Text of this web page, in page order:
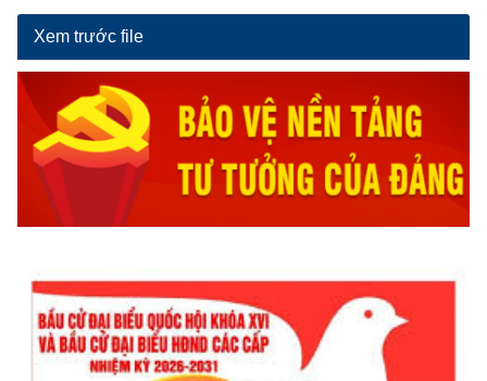
Xem trước file